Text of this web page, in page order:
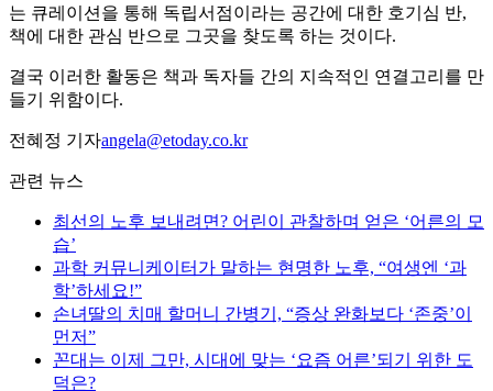
는 큐레이션을 통해 독립서점이라는 공간에 대한 호기심 반,
책에 대한 관심 반으로 그곳을 찾도록 하는 것이다.
결국 이러한 활동은 책과 독자들 간의 지속적인 연결고리를 만
들기 위함이다.
전혜정 기자angela@etoday.co.kr
관련 뉴스
최선의 노후 보내려면? 어린이 관찰하며 얻은 ‘어른의 모
습’
과학 커뮤니케이터가 말하는 현명한 노후, “여생엔 ‘과
학’하세요!”
손녀딸의 치매 할머니 간병기, “증상 완화보다 ‘존중’이
먼저”
꼰대는 이제 그만, 시대에 맞는 ‘요즘 어른’되기 위한 도
덕은?